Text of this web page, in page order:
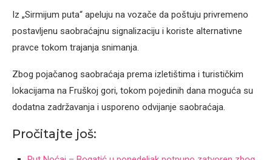
Iz „Sirmijum puta“ apeluju na vozače da poštuju privremeno
postavljenu saobraćajnu signalizaciju i koriste alternativne
pravce tokom trajanja snimanja.
Zbog pojačanog saobraćaja prema izletištima i turističkim
lokacijama na Fruškoj gori, tokom pojedinih dana moguća su
dodatna zadržavanja i usporeno odvijanje saobraćaja.
Pročitajte još: